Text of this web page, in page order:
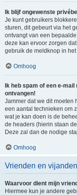
Ik blijf ongewenste
Je kunt gebruikers
sturen, dit gebeurt via het
ontvangt van een
deze kan ervoor zorgen
gebruik de meldknop in
Omhoog
Ik heb spam of een e-
ontvangen!
Jammer dat we dit moeten
een aantal technieken om
wat je kan doen is de
de headers (hierin staan
Deze zal dan de nodige
Omhoog
Vrienden en vijanden
Waarvoor dient mijn
Hiermee kun je andere